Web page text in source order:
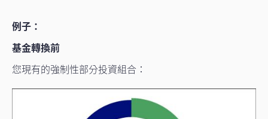
例子：
基金轉換前
您現有的強制性部分投資組合：